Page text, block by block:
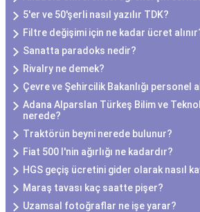
5'er ve 50'şerli nasıl yazılır TDK?
Filtre değişimi için ne kadar ücret
Sanatta paradoks nedir?
Rivalry ne demek?
Çevre ve Şehircilik Bakanlığı personel
Adana Alparslan Türkeş Bilim ve
nerede?
Traktörün beyni nerede bulunur?
Fiat 500 l'nin ağırlığı ne kadardır?
HGS geçiş ücretini gider olarak nasıl
Maraş tavası kaç saatte pişer?
Uzamsal fotoğraflar ne işe yarar?